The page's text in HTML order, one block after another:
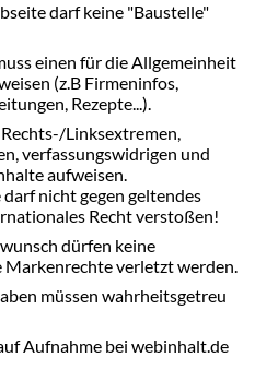
darf keine "Baustelle"
einen für die Allgemeinheit
(z.B Firmeninfos,
Rezepte...).
Linksextremen,
verfassungswidrigen und
aufweisen.
nicht gegen geltendes
Recht verstoßen!
dürfen keine
Markenrechte verletzt werden.
müssen wahrheitsgetreu
Aufnahme bei webinhalt.de